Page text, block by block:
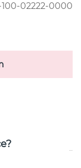
100-02222-0000